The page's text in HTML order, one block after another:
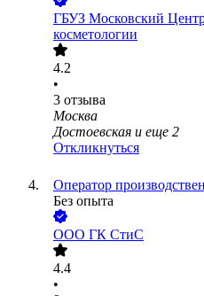
ГБУЗ Московский
косметологии
4.2
•
3 отзыва
Москва
Достоевская и еще 2
Откликнуться
Оператор
Без опыта
ООО ГК СтиС
4.4
•